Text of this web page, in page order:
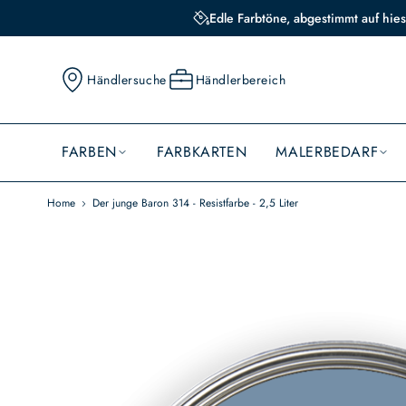
Edle Farbtöne, abgestimmt auf
Händlersuche Händlerbereich
FARBEN FARBKARTEN MALERBEDARF
Home Der junge Baron 314 - Resistfarbe - 2,5 Liter